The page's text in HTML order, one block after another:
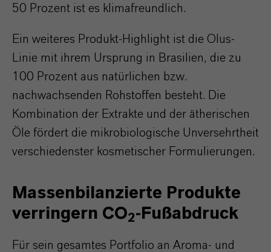
50 Prozent ist es klimafreundlich.
Ein weiteres Produkt-Highlight ist die Olus-
Linie mit ihrem Ursprung in Brasilien, die zu
100 Prozent aus natürlichen bzw.
nachwachsenden Rohstoffen besteht. Die
Kombination der Extrakte und der ätherischen
Öle fördert die mikrobiologische Unversehrtheit
verschiedenster kosmetischer Formulierungen.
Massenbilanzierte Produkte
verringern CO2-Fußabdruck
Für sein gesamtes Portfolio an Aroma- und